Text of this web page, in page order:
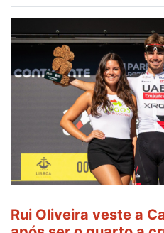
Oliveira
é
sexto
e
continua
Camisola
Amarela
ao
da
etapa
Rui Oliveira veste a